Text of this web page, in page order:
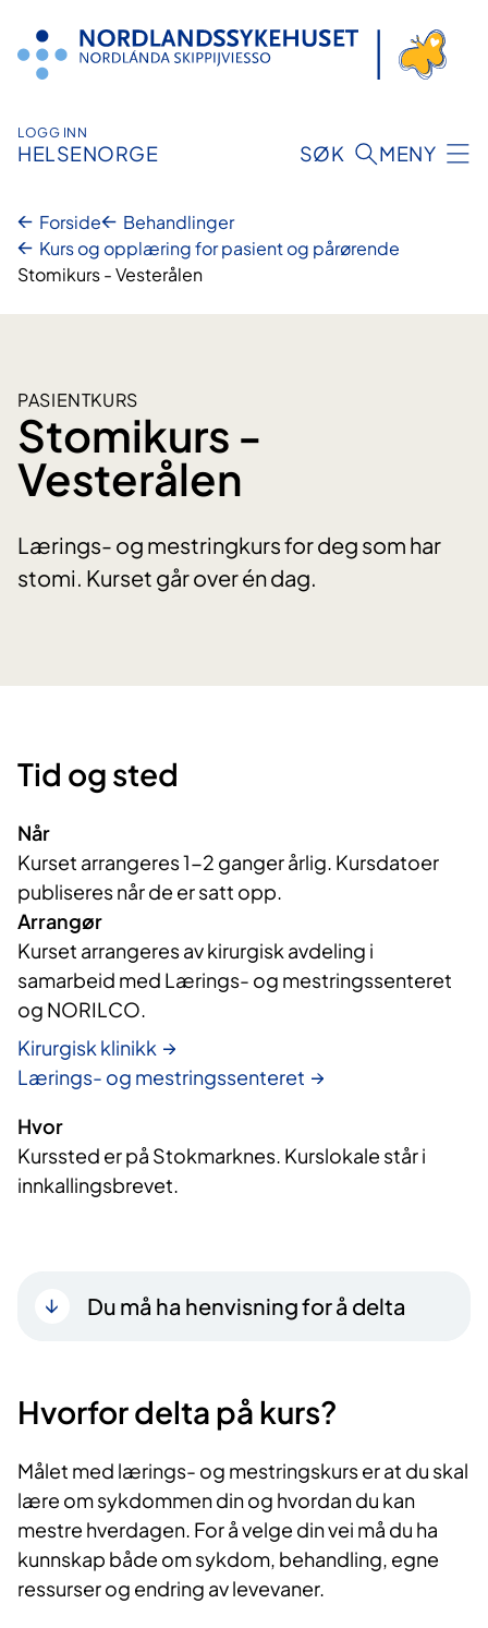
innhold
LOGG INN
HELSENORGE SØK MENY
Forside
Behandlinger
Kurs og opplæring for pasient og pårørende
Stomikurs - Vesterålen
PASIENTKURS
Stomikurs -
Vesterålen
Lærings- og mestringkurs for deg som har
stomi. Kurset går over én dag.
Tid og sted
Når
Kurset arrangeres 1-2 ganger årlig. Kursdatoer
publiseres når de er satt opp.
Arrangør
Kurset arrangeres av kirurgisk avdeling i
samarbeid med Lærings- og mestringssenteret
og NORILCO.
Kirurgisk klinikk
Lærings- og mestringssenteret
Hvor
Kurssted er på Stokmarknes. Kurslokale står i
innkallingsbrevet.
Du må ha henvisning for å delta
Hvorfor delta på kurs?​
Målet med lærings- og mestringskurs er at du skal
lære om sykdommen din og hvordan du kan
mestre hverdagen. For å velge din vei må du ha
kunnskap både om sykdom, behandling, egne
ressurser og endring av levevaner.​​